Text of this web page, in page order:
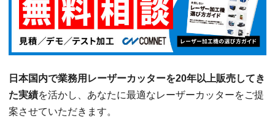
日本国内で業務用レーザーカッターを20年以上販売してき
た実績を活かし、あなたに最適なレーザーカッターをご提
案させていただきます。